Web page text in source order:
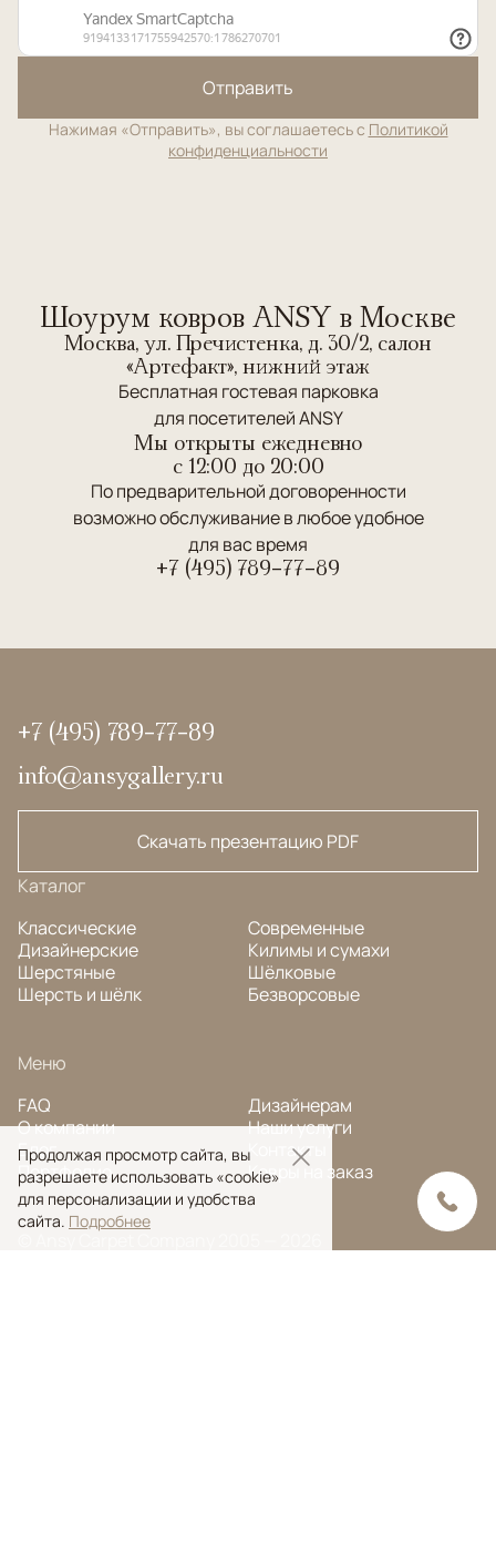
Отправить
Нажимая «Отправить», вы соглашаетесь с Политикой
конфиденциальности
Шоурум ковров ANSY в Москве
Москва, ул. Пречистенка, д. 30/2, салон
«Артефакт», нижний этаж
Бесплатная гостевая парковка
для посетителей ANSY
Мы открыты ежедневно
c 12:00 до 20:00
По предварительной договоренности
возможно обслуживание в любое удобное
для вас время
+7 (495) 789-77-89
+7 (495) 789-77-89
info@ansygallery.ru
Скачать презентацию PDF
Каталог
Классические
Дизайнерские
Шерстяные
Шерсть и шёлк
Современные
Килимы и сумахи
Шёлковые
Безворсовые
Меню
FAQ
О компании
Блог
Портфолио
Дизайнерам
Наши услуги
Контакты
Ковры на заказ
Продолжая просмотр сайта, вы
разрешаете использовать «cookie»
для персонализации и удобства
сайта. Подробнее